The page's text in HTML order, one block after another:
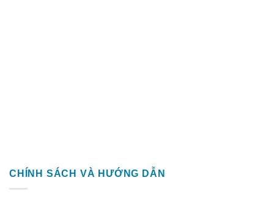
CHÍNH SÁCH VÀ HƯỚNG DẪN